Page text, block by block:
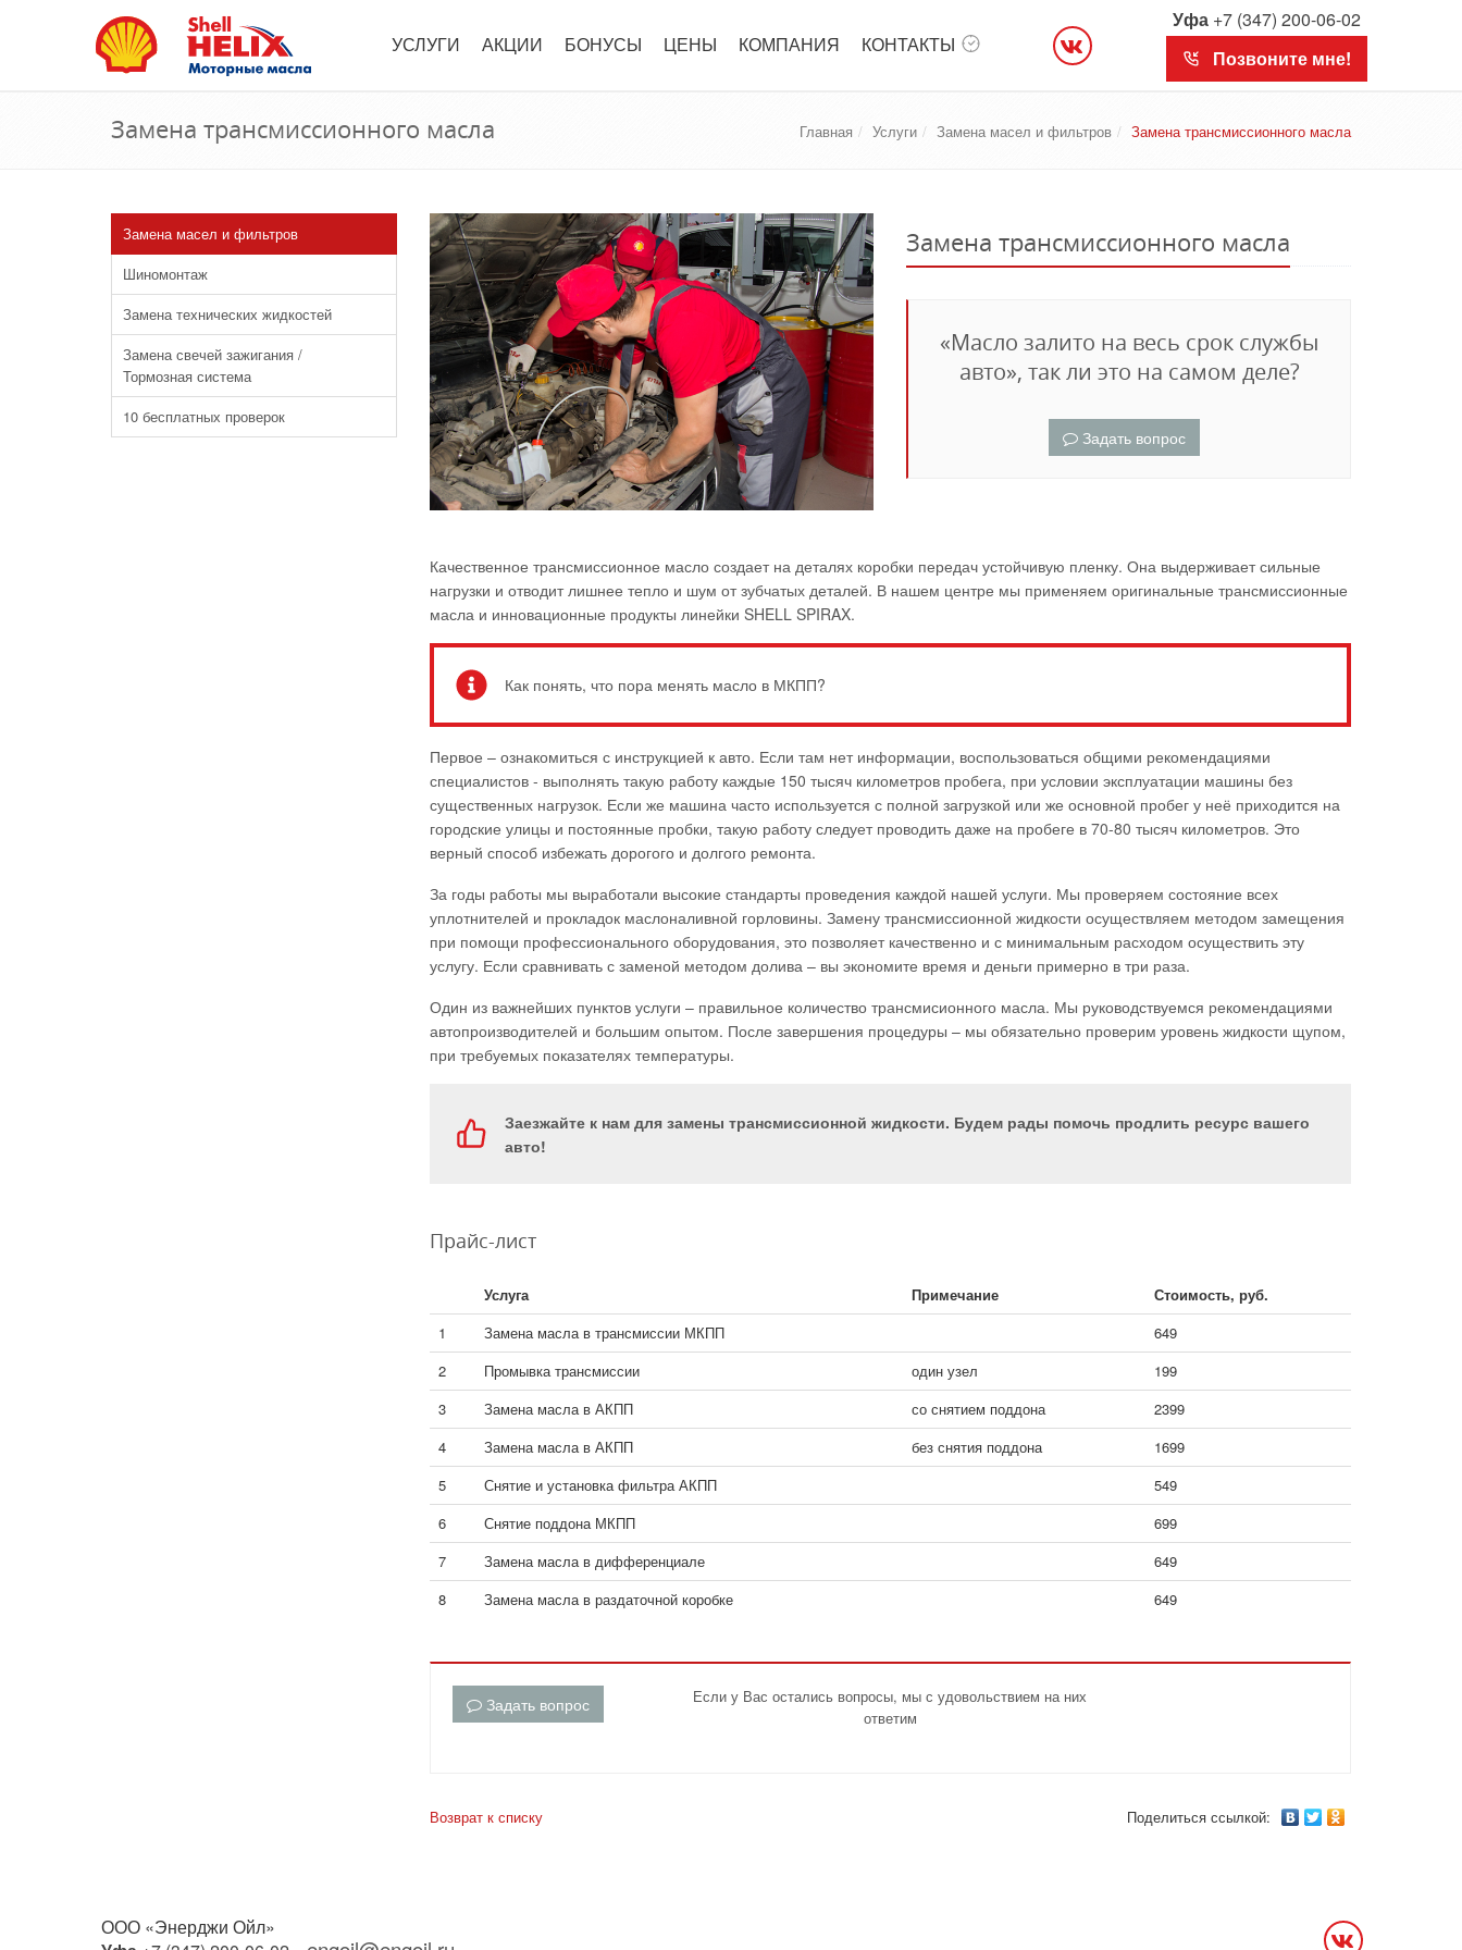
УСЛУГИ АКЦИИ БОНУСЫ ЦЕНЫ КОМПАНИЯ КОНТАКТЫ
Уфа+7 (347) 200-06-02
Позвоните мне!
Замена трансмиссионного масла Главная Услуги Замена масел и фильтров Замена трансмиссионного масла
Замена масел и фильтров
Шиномонтаж
Замена технических жидкостей
Замена свечей зажигания /
Тормозная система
10 бесплатных проверок
Замена трансмиссионного масла
«Масло залито на весь срок службы
авто», так ли это на самом деле?
Задать вопрос
Качественное трансмиссионное масло создает на деталях коробки передач устойчивую пленку. Она выдерживает сильные
нагрузки и отводит лишнее тепло и шум от зубчатых деталей. В нашем центре мы применяем оригинальные трансмиссионные
масла и инновационные продукты линейки SHELL SPIRAX.
Как понять, что пора менять масло в МКПП?
Первое – ознакомиться с инструкцией к авто. Если там нет информации, воспользоваться общими рекомендациями
специалистов - выполнять такую работу каждые 150 тысяч километров пробега, при условии эксплуатации машины без
существенных нагрузок. Если же машина часто используется с полной загрузкой или же основной пробег у неё приходится на
городские улицы и постоянные пробки, такую работу следует проводить даже на пробеге в 70-80 тысяч километров. Это
верный способ избежать дорогого и долгого ремонта.
За годы работы мы выработали высокие стандарты проведения каждой нашей услуги. Мы проверяем состояние всех
уплотнителей и прокладок маслоналивной горловины. Замену трансмиссионной жидкости осуществляем методом замещения
при помощи профессионального оборудования, это позволяет качественно и с минимальным расходом осуществить эту
услугу. Если сравнивать с заменой методом долива – вы экономите время и деньги примерно в три раза.
Один из важнейших пунктов услуги – правильное количество трансмисионного масла. Мы руководствуемся рекомендациями
автопроизводителей и большим опытом. После завершения процедуры – мы обязательно проверим уровень жидкости щупом,
при требуемых показателях температуры.
Заезжайте к нам для замены трансмиссионной жидкости. Будем рады помочь продлить ресурс вашего
авто!
Прайс-лист
Услуга Примечание
Стоимость, руб.
1
Замена масла в трансмиссии МКПП
649
2
Промывка трансмиссии один узел
199
3
Замена масла в АКПП со снятием поддона
2399
4
Замена масла в АКПП без снятия поддона
1699
5
Снятие и установка фильтра АКПП
549
6
Снятие поддона МКПП
699
7
Замена масла в дифференциале
649
8
Замена масла в раздаточной коробке 649
Задать вопрос
Если у Вас остались вопросы, мы с удовольствием на них
ответим
Возврат к списку Поделиться ссылкой:
ООО «Энерджи Ойл»